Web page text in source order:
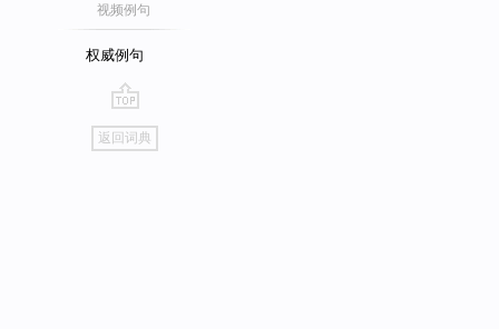
视频例句
权威例句
go
top
返回词典